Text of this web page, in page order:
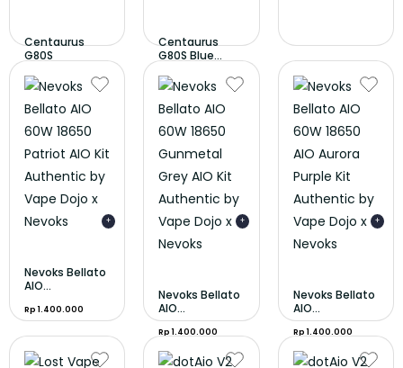
Centaurus
G80S
Rp 600.000
Centaurus
G80S Blue...
Rp 600.000
Nevoks Bellato
AIO...
Rp 1.400.000
+
Nevoks Bellato
AIO...
Rp 1.400.000
+
Nevoks Bellato
AIO...
Rp 1.400.000
+